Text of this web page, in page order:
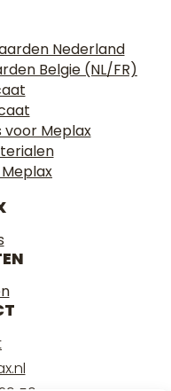
Nederland
Belgie (NL/FR)
voor Meplax